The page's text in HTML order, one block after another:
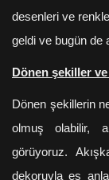
desenleri ve
geldi ve bugün de
Dönen şekiller
Dönen şekillerin
olmuş olabilir,
görüyoruz.
dekoruyla eş